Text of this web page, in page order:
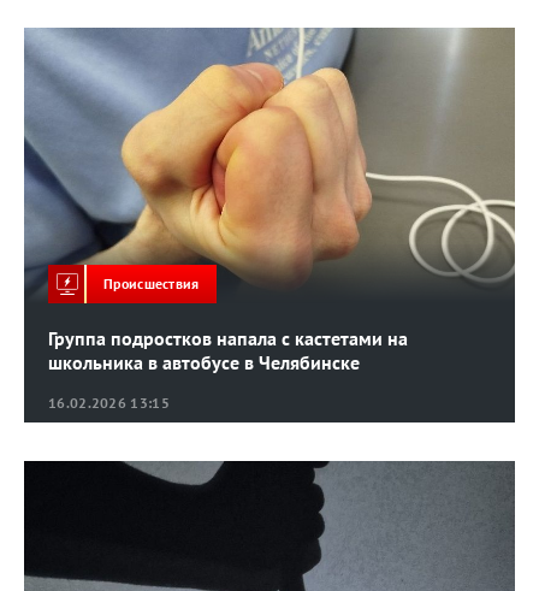
16.02.2026 13:15
Группа подростков напала с кастетами на
школьника в автобусе в Челябинске
Происшествия